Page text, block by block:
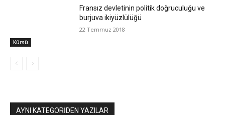
Kürsü
Fransız devletinin politik doğruculuğu ve
burjuva ikiyüzlülüğü
22 Temmuz 2018
AYNI KATEGORIDEN YAZILAR